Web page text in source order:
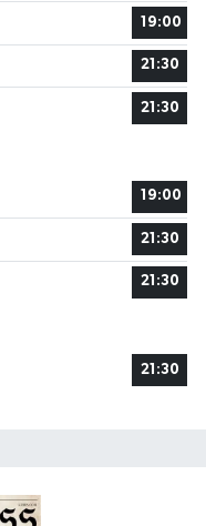
19:00
21:30
21:30
19:00
21:30
21:30
21:30